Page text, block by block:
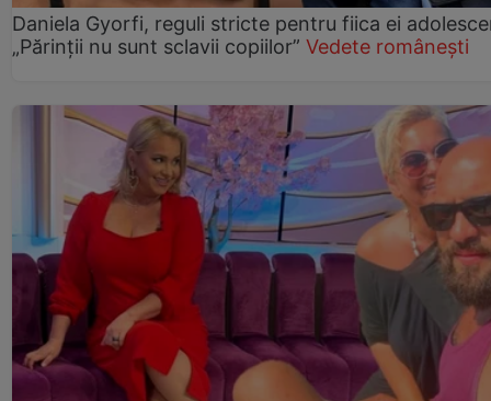
Daniela Gyorfi, reguli stricte pentru fiica ei
„Părinții nu sunt sclavii copiilor” Vedete românești